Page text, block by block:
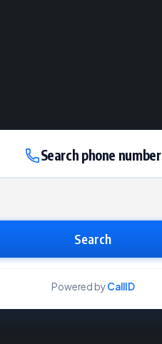
Search phone number
Search
Powered byCallID